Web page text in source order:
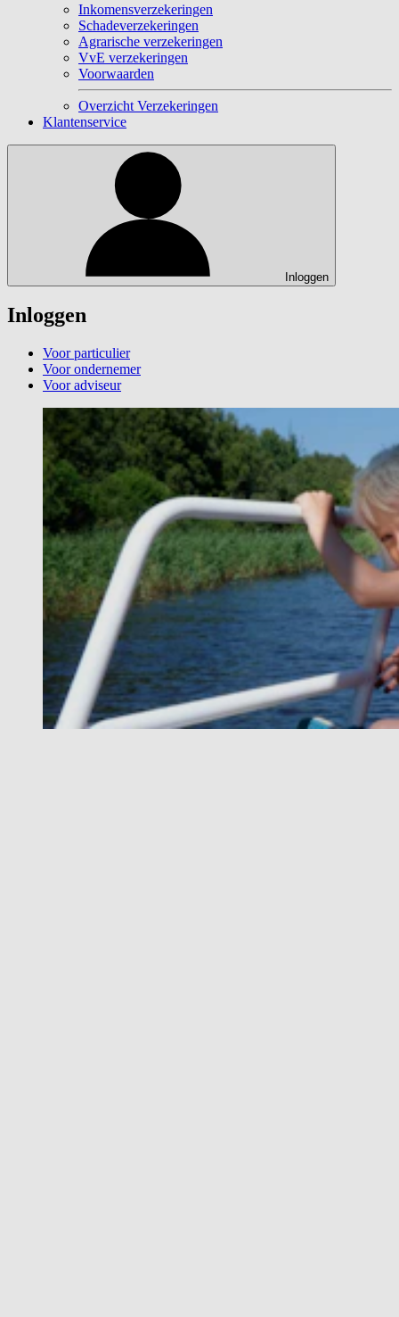
Inkomensverzekeringen
Schadeverzekeringen
Agrarische verzekeringen
VvE verzekeringen
Voorwaarden
Overzicht Verzekeringen
Klantenservice
Inloggen
Inloggen
Voor particulier
Voor ondernemer
Voor adviseur